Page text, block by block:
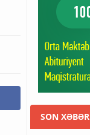
SON XƏBƏR